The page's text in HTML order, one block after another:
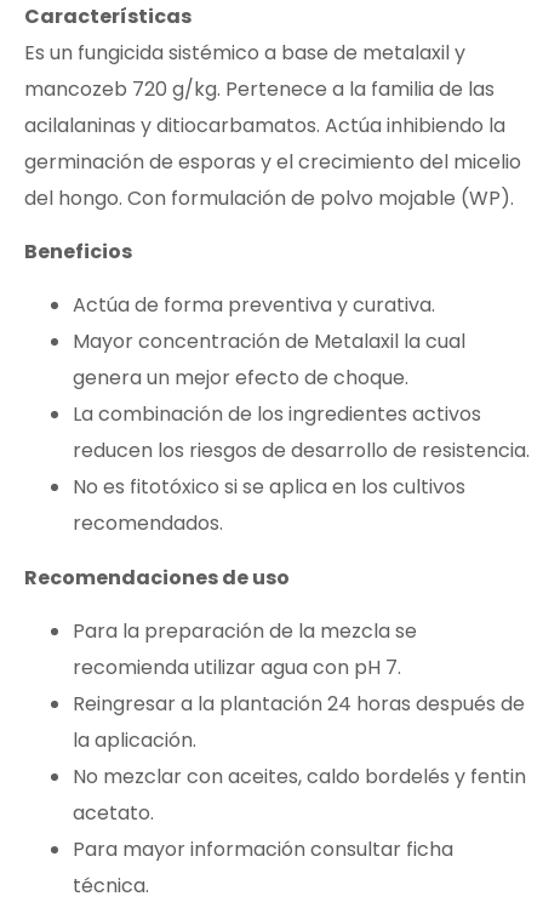
Características
Es un fungicida sistémico a base de metalaxil y
mancozeb 720 g/kg. Pertenece a la familia de las
acilalaninas y ditiocarbamatos. Actúa inhibiendo la
germinación de esporas y el crecimiento del micelio
del hongo. Con formulación de polvo mojable (WP).
Beneficios
Actúa de forma preventiva y curativa.
Mayor concentración de Metalaxil la cual
genera un mejor efecto de choque.
La combinación de los ingredientes activos
reducen los riesgos de desarrollo de resistencia.
No es fitotóxico si se aplica en los cultivos
recomendados.
Recomendaciones de uso
Para la preparación de la mezcla se
recomienda utilizar agua con pH 7.
Reingresar a la plantación 24 horas después de
la aplicación.
No mezclar con aceites, caldo bordelés y fentin
acetato.
Para mayor información consultar ficha
técnica.